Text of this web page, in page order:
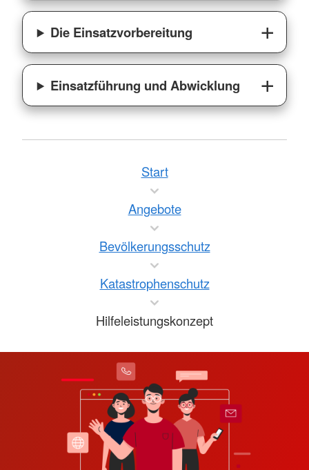
Die Einsatzvorbereitung
Einsatzführung und Abwicklung
Start
Angebote
Bevölkerungsschutz
Katastrophenschutz
Hilfeleistungskonzept